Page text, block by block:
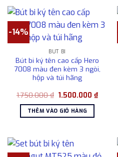
-14%
BÚT BI
Bút bi ký tên cao cấp Hero
7008 màu đen kèm 3 ngòi,
hộp và túi hãng
1.750.000₫ Giá
là:
1.750.000 ₫.
1.500.000₫Giá
hiện
THÊM VÀO GIỎ HÀNG